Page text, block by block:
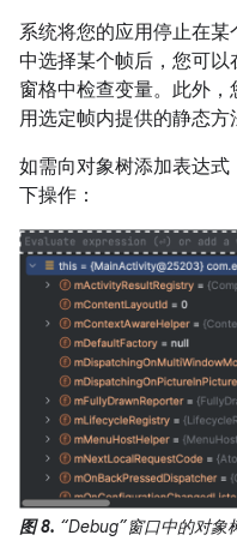
系统将您的应用停止在
中选择某个帧后，您可以
窗格中检查变量。此外，
用选定帧内提供的静态方
如需向对象树添加表达
下操作：
图 8. “Debug”窗口中的对象